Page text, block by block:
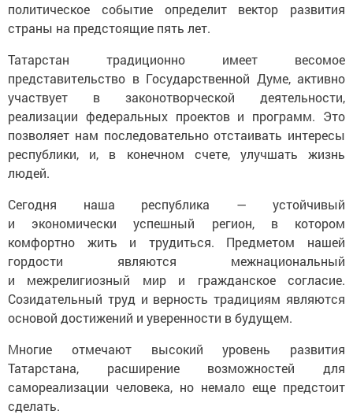
политическое событие определит вектор развития
страны на предстоящие пять лет.
Татарстан традиционно имеет весомое
представительство в Государственной Думе, активно
участвует в законотворческой деятельности,
реализации федеральных проектов и программ. Это
позволяет нам последовательно отстаивать интересы
республики, и, в конечном счете, улучшать жизнь
людей.
Сегодня наша республика — устойчивый
и экономически успешный регион, в котором
комфортно жить и трудиться. Предметом нашей
гордости являются межнациональный
и межрелигиозный мир и гражданское согласие.
Созидательный труд и верность традициям являются
основой достижений и уверенности в будущем.
Многие отмечают высокий уровень развития
Татарстана, расширение возможностей для
самореализации человека, но немало еще предстоит
сделать.